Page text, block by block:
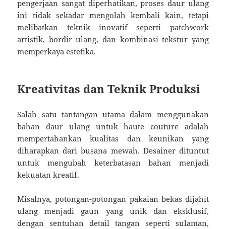
pengerjaan sangat diperhatikan, proses daur ulang
ini tidak sekadar mengolah kembali kain, tetapi
melibatkan teknik inovatif seperti patchwork
artistik, bordir ulang, dan kombinasi tekstur yang
memperkaya estetika.
Kreativitas dan Teknik Produksi
Salah satu tantangan utama dalam menggunakan
bahan daur ulang untuk haute couture adalah
mempertahankan kualitas dan keunikan yang
diharapkan dari busana mewah. Desainer dituntut
untuk mengubah keterbatasan bahan menjadi
kekuatan kreatif.
Misalnya, potongan-potongan pakaian bekas dijahit
ulang menjadi gaun yang unik dan eksklusif,
dengan sentuhan detail tangan seperti sulaman,